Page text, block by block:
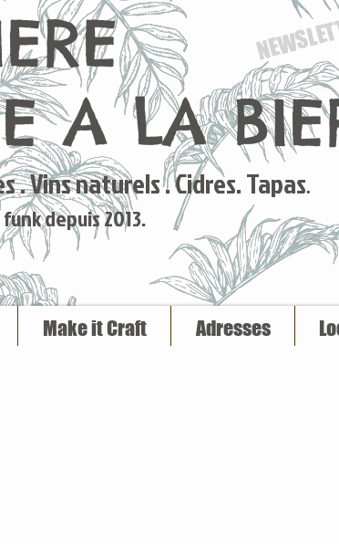
. Vins naturels . Cidres. Tapas.
depuis 2013.
A LA
Make it Craft Adresses